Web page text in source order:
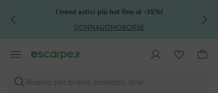
VAI AL CONTENUTO PRINCIPALE
VAI ALLA RICERCAI trend estivi più hot fino al -35%!
DONNAUOMOBORSE
Ricerca per brand, prodotto, stile